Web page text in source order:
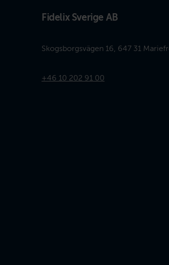
Fidelix Sverige AB
Skogsborgsvägen 16, 647 31
+46 10 202 91 00